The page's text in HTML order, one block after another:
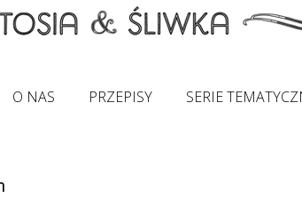
O NAS PRZEPISY SERIE